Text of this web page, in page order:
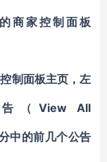
商家控制面板
制面板主页，左
（View All
中的前几个公告